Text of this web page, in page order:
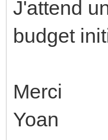
J'attend
budget
Merci
Yoan